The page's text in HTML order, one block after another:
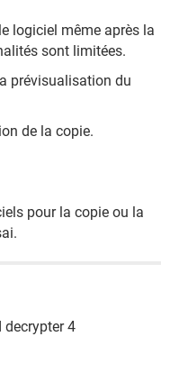
logiciel même après la
sont limitées.
prévisualisation du
de la copie.
pour la copie ou la
decrypter 4